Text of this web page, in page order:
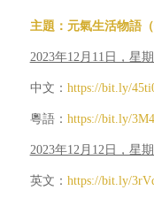
主題：元氣生活物語（
2023年12月11日，星
中文： https://bit.ly/
粵語： https://bit.ly/
2023年12月12日，星
英文： https://bit.ly/